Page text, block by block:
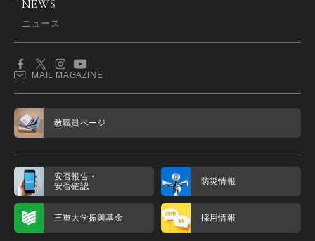
NEWS
ニュース
MAIL MAGAZINE
教職員ページ
安否報告・
安否確認
防災情報
三重大学振興基金 採用情報